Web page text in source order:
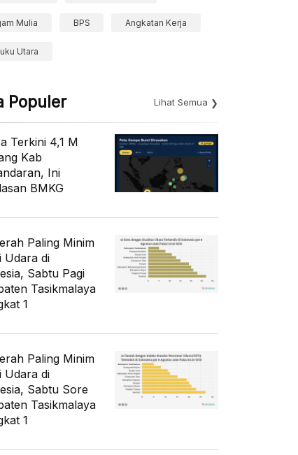
Mulia BPS Angkatan Kerja
Utara
Populer Lihat Semua
Terkini 4,1 M
Kab
Ini
BMKG
Paling Minim
Udara di
Sabtu Pagi
Tasikmalaya
1
Paling Minim
Udara di
Sabtu Sore
Tasikmalaya
1